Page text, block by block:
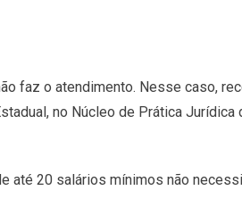
faz o atendimento. Nesse caso,
no Núcleo de Prática
até 20 salários mínimos não